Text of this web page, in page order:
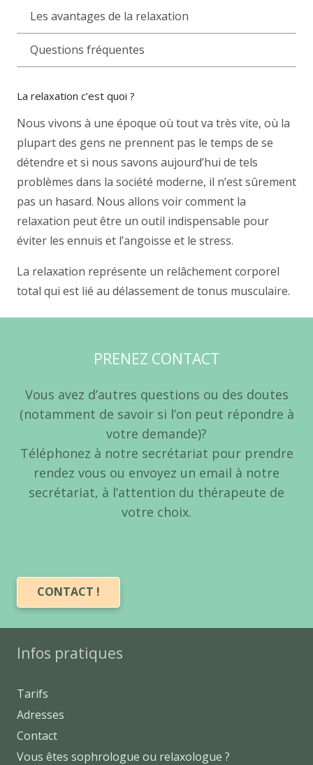
Les avantages de la relaxation
Questions fréquentes
La relaxation c’est quoi ?
Nous vivons à une époque où tout va très vite, où la
plupart des gens ne prennent pas le temps de se
détendre et si nous savons aujourd’hui de tels
problèmes dans la société moderne, il n’est sûrement
pas un hasard. Nous allons voir comment la
relaxation peut être un outil indispensable pour
éviter les ennuis et l’angoisse et le stress.
La relaxation représente un relâchement corporel
total qui est lié au délassement de tonus musculaire.
PRENEZ CONTACT
Vous avez d’autres questions ou des doutes
(notamment de savoir si l’on peut répondre à
votre demande)?
Téléphonez à notre secrétariat pour prendre
rendez vous ou envoyez un email à notre
secrétariat, à l’attention du thérapeute de
votre choix.
CONTACT !
Infos pratiques
Tarifs
Adresses
Contact
Vous êtes sophrologue ou relaxologue ?